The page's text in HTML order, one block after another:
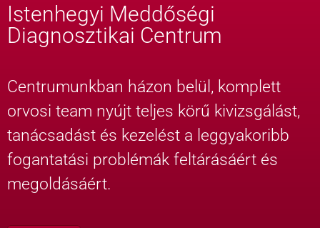
Istenhegyi Meddőségi
Diagnosztikai Centrum
Centrumunkban házon belül, komplett
orvosi team nyújt teljes körű kivizsgálást,
tanácsadást és kezelést a leggyakoribb
fogantatási problémák feltárásáért és
megoldásáért.